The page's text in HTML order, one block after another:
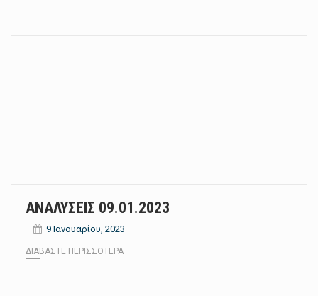
ΑΝΑΛΥΣΕΙΣ 09.01.2023
9 Ιανουαρίου, 2023
ΔΙΑΒΆΣΤΕ ΠΕΡΙΣΣΌΤΕΡΑ